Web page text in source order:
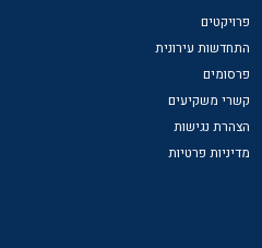
פרויקטים
התחדשות עירונית
פרסומים
קשרי משקיעים
הצהרת נגישות
מדיניות פרטיות